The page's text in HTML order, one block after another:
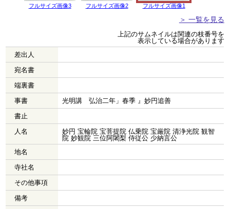
フルサイズ画像3 フルサイズ画像2 フルサイズ画像1
＞ 一覧を見る
上記のサムネイルは関連の枝番号を
表示している場合があります
差出人
宛名書
端裏書
事書
光明講 弘治二年」春季 』妙円追善
書止
人名
妙円 宝輪院 宝菩提院 仏乗院 宝厳院 清浄光院 観智
院 妙観院 三位阿闍梨 侍従公 少納言公
地名
寺社名
その他事項
備考